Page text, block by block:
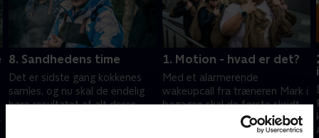
8. Sandhedens time
Det er sidste gang kokkenes
samles, og nu skal de endelig
høre resultatet af alt deres
1. Motion - hvad er det?
Med et alarmerende
wakeupcall fra træneren Mark i
bagagen skal de første skridt
mod et sundere liv tages. De
fem kokkes samarbejdsevner